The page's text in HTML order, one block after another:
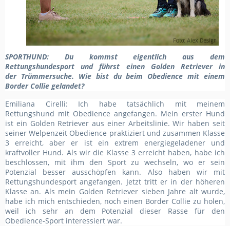
SPORTHUND: Du kommst eigentlich aus dem
Rettungshundesport und führst einen Golden Retriever in
der Trümmersuche. Wie bist du beim Obedience mit einem
Border Collie gelandet?
Emiliana Cirelli: Ich habe tatsächlich mit meinem
Rettungshund mit Obedience angefangen. Mein erster Hund
ist ein Golden Retriever aus einer Arbeitslinie. Wir haben seit
seiner Welpenzeit Obedience praktiziertund zusammen Klasse
3 erreicht, aber er ist ein extrem energiegeladener und
kraftvoller Hund. Als wir die Klasse 3 erreicht haben, habe ich
beschlossen, mit ihm den Sport zu wechseln,wo er sein
Potenzial besserausschöpfen kann. Also haben wir mit
Rettungshundesport angefangen. Jetzt tritt er in der höheren
Klasse an. Als mein Golden Retriever sieben Jahre alt wurde,
habe ich mich entschieden, nocheinen Border Collie zu holen,
weil ich sehr an dem Potenzial dieser Rasse für den
Obedience-Sport interessiert war.